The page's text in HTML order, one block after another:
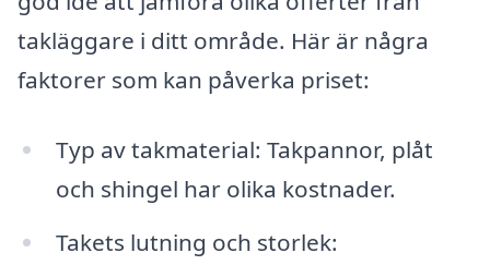
takläggare i ditt område. Här är några
faktorer som kan påverka priset:
Typ av takmaterial: Takpannor, plåt
och shingel har olika kostnader.
Takets lutning och storlek: